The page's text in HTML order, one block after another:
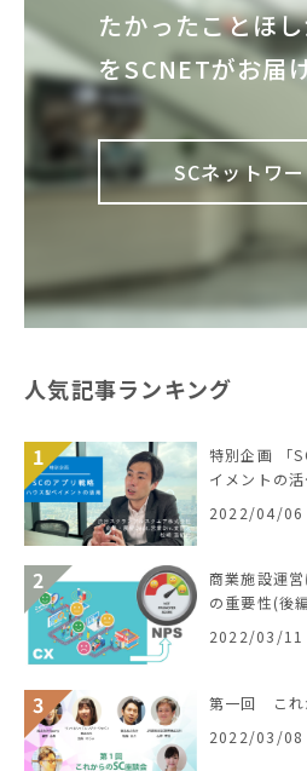
たかったことほ
をSCNETがお届
SCネットワ
人気記事ランキング
特別企画 「
イメントの
2022/04/06
商業施設運
の重要性(後
2022/03/11
第一回 これ
2022/03/08